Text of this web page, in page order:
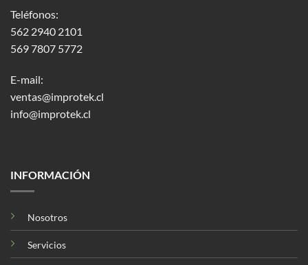
Teléfonos:
562 2940 2101
569 7807 5772
E-mail:
ventas@improtek.cl
info@improtek.cl
INFORMACIÓN
Nosotros
Servicios